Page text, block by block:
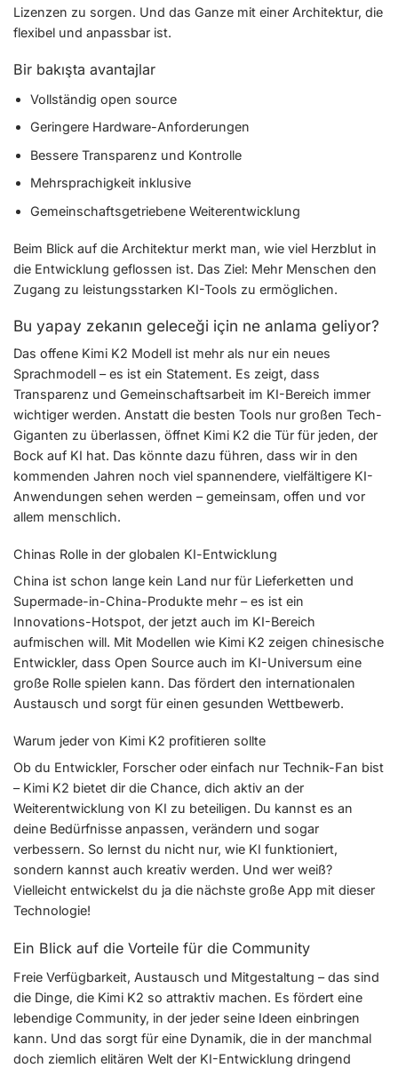
Lizenzen zu sorgen. Und das Ganze mit einer Architektur, die
flexibel und anpassbar ist.
Bir bakışta avantajlar
Vollständig open source
Geringere Hardware-Anforderungen
Bessere Transparenz und Kontrolle
Mehrsprachigkeit inklusive
Gemeinschaftsgetriebene Weiterentwicklung
Beim Blick auf die Architektur merkt man, wie viel Herzblut in
die Entwicklung geflossen ist. Das Ziel: Mehr Menschen den
Zugang zu leistungsstarken KI-Tools zu ermöglichen.
Bu yapay zekanın geleceği için ne anlama geliyor?
Das offene Kimi K2 Modell ist mehr als nur ein neues
Sprachmodell – es ist ein Statement. Es zeigt, dass
Transparenz und Gemeinschaftsarbeit im KI-Bereich immer
wichtiger werden. Anstatt die besten Tools nur großen Tech-
Giganten zu überlassen, öffnet Kimi K2 die Tür für jeden, der
Bock auf KI hat. Das könnte dazu führen, dass wir in den
kommenden Jahren noch viel spannendere, vielfältigere KI-
Anwendungen sehen werden – gemeinsam, offen und vor
allem menschlich.
Chinas Rolle in der globalen KI-Entwicklung
China ist schon lange kein Land nur für Lieferketten und
Supermade-in-China-Produkte mehr – es ist ein
Innovations-Hotspot, der jetzt auch im KI-Bereich
aufmischen will. Mit Modellen wie Kimi K2 zeigen chinesische
Entwickler, dass Open Source auch im KI-Universum eine
große Rolle spielen kann. Das fördert den internationalen
Austausch und sorgt für einen gesunden Wettbewerb.
Warum jeder von Kimi K2 profitieren sollte
Ob du Entwickler, Forscher oder einfach nur Technik-Fan bist
– Kimi K2 bietet dir die Chance, dich aktiv an der
Weiterentwicklung von KI zu beteiligen. Du kannst es an
deine Bedürfnisse anpassen, verändern und sogar
verbessern. So lernst du nicht nur, wie KI funktioniert,
sondern kannst auch kreativ werden. Und wer weiß?
Vielleicht entwickelst du ja die nächste große App mit dieser
Technologie!
Ein Blick auf die Vorteile für die Community
Freie Verfügbarkeit, Austausch und Mitgestaltung – das sind
die Dinge, die Kimi K2 so attraktiv machen. Es fördert eine
lebendige Community, in der jeder seine Ideen einbringen
kann. Und das sorgt für eine Dynamik, die in der manchmal
doch ziemlich elitären Welt der KI-Entwicklung dringend